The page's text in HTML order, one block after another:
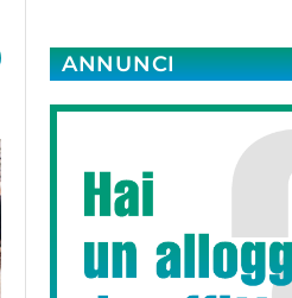
ANNUNCI